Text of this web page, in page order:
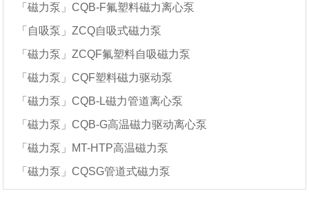
「磁力泵」CQB-F氟塑料磁力离心泵
「自吸泵」ZCQ自吸式磁力泵
「磁力泵」ZCQF氟塑料自吸磁力泵
「磁力泵」CQF塑料磁力驱动泵
「磁力泵」CQB-L磁力管道离心泵
「磁力泵」CQB-G高温磁力驱动离心泵
「磁力泵」MT-HTP高温磁力泵
「磁力泵」CQSG管道式磁力泵